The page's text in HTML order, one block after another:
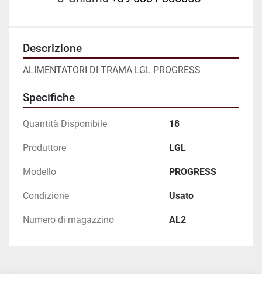
Descrizione
ALIMENTATORI DI TRAMA LGL PROGRESS
Specifiche
Quantità Disponibile 18
Produttore LGL
Modello PROGRESS
Condizione Usato
Numero di magazzino AL2